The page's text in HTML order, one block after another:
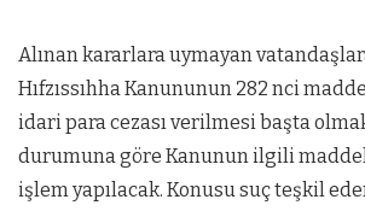
Alınan kararlara uymayan
Hıfzıssıhha Kanununun 282 nci
idari para cezası verilmesi başta
durumuna göre Kanunun ilgili
işlem yapılacak. Konusu suç teşkil